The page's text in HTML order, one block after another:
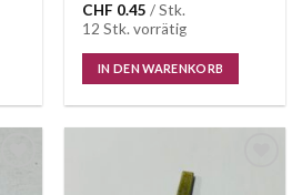
CHF 0.45 / Stk.
12 Stk. vorrätig
IN DEN WARENKORB